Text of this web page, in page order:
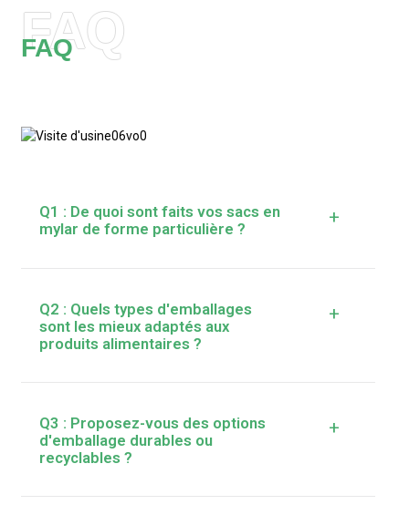
FAQ
FAQ
Q1 : De quoi sont faits vos sacs en
mylar de forme particulière ?
+
Q2 : Quels types d'emballages
sont les mieux adaptés aux
produits alimentaires ?
+
Q3 : Proposez-vous des options
d'emballage durables ou
recyclables ?
+